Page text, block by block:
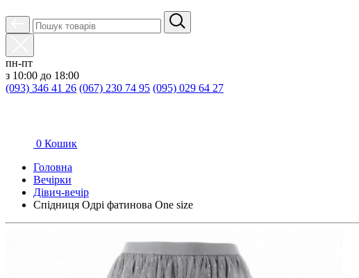
пн-пт
з 10:00 до 18:00
(093) 346 41 26 (067) 230 74 95 (095) 029 64 27
0 Кошик
Головна
Вечірки
Дівич-вечір
Спідниця Одрі фатинова One size